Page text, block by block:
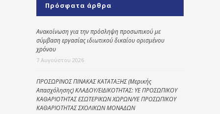
Πρόσφατα άρθρα
Ανακοίνωση για την πρόσληψη προσωπικού με
σύμβαση εργασίας ιδιωτικού δικαίου ορισμένου
χρόνου
7 Αυγούστου 2026
ΠΡΟΣΩΡΙΝΟΣ ΠΙΝΑΚΑΣ ΚΑΤΑΤΑΞΗΣ (Μερικής
Απασχόλησης) ΚΛΑΔΟΥ/ΕΙΔΙΚΟΤΗΤΑΣ: ΥΕ ΠΡΟΣΩΠΙΚΟΥ
ΚΑΘΑΡΙΟΤΗΤΑΣ ΕΣΩΤΕΡΙΚΩΝ ΧΩΡΩΝ/ΥΕ ΠΡΟΣΩΠΙΚΟΥ
ΚΑΘΑΡΙΟΤΗΤΑΣ ΣΧΟΛΙΚΩΝ ΜΟΝΑΔΩΝ